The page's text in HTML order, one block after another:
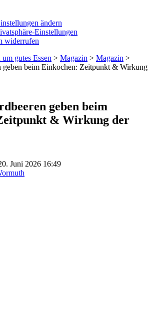
ändern
Einstellungen
widerrufen
gutes Essen > Magazin > Magazin >
geben beim Einkochen: Zeitpunkt & Wirkung
geben beim
& Wirkung der
Juni 2026 16:49